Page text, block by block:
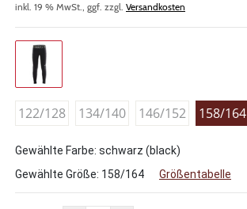
inkl. 19 % MwSt., ggf. zzgl. Versandkosten
122/128 134/140 146/152 158/164
Gewählte Farbe: schwarz (black)
Gewählte Größe: 158/164 Größentabelle